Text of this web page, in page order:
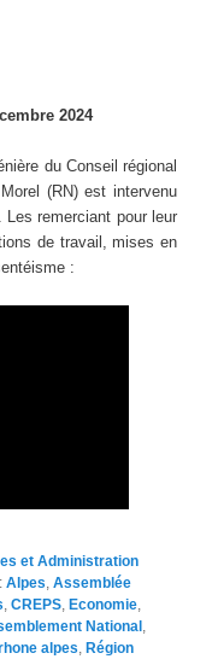
2024
du Conseil régional
(RN) est intervenu
remerciant pour leur
de travail, mises en
:
et Administration
Alpes,Assemblée
,CREPS,Economie,
National,
alpes,Région